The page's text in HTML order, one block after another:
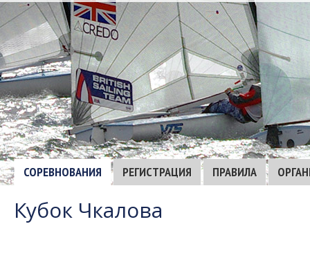
СОРЕВНОВАНИЯ РЕГИСТРАЦИЯ ПРАВИЛА
Кубок Чкалова